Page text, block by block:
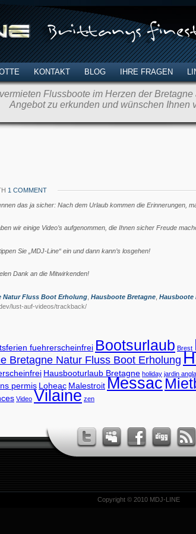
KONTAKT BLOG IHRE FRAGEN
Flussboote im Herzen der
Angebot zu erkunden und wünschen Ihnen
1 COMMENT
das ja sicher: Nach dem Urlaub kommen die Erinnerungen,
wir einige Video’s aufgenommen, die Ihnen sicher Freude
Sie „MDJ-Line“ ein und dann kann’s losgehen!
Dank an die Mitwirkenden!
Natur Fluss Boot Erholung Hausboote Bretagne Hausboote
lust-auf-videos/trackback/
fuehrerscheinfrei Bootsurlaub Brest
Bretagne Natur Fluss Boot Erholung
Hausbooturlaub Bretagne holiday jardin
permis Loheac MalestroitMessac
Video Vilaine zen
Copyright © 2010 MDJ-LINE